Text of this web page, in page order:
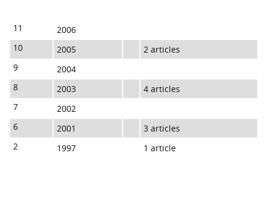
11
2006
10
2005
2 articles
9
2004
8
2003
4 articles
7
2002
6
2001
3 articles
2
1997 1 article